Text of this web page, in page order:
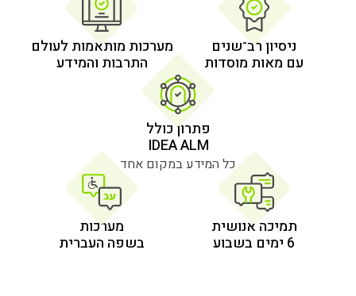
מוסדות
מערכות מותאמות לעולם
התרבות והמידע
כל המידע במקום אחד
מערכות
בשפה העברית